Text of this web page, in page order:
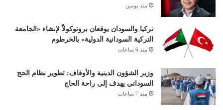
منذ يومين
تركيا والسودان يوقعان بروتوكولاً لإنشاء «الجامعة
التركية السودانية الدولية» بالخرطوم
منذ 6 ساعات
وزير الشؤون الدينية والأوقاف: تطوير نظام الحج
السوداني يهدف إلى راحة الحاج
منذ 7 ساعات